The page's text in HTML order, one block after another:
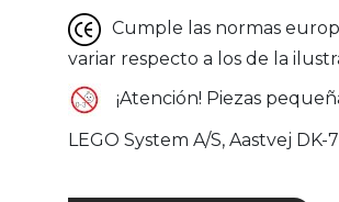
Cumple las normas
variar respecto a los de la
¡Atención! Piezas
LEGO System A/S, Aastvej